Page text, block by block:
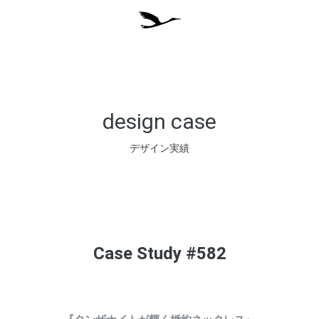
design case
デザイン実績
Case Study #582